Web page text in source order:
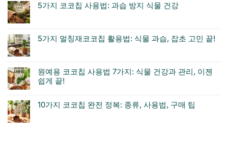
5가지 코코칩 사용법: 과습 방지 식물 건강
5가지 멀칭재코코칩 활용법: 식물 과습, 잡초 고민 끝!
원예용 코코칩 사용법 7가지: 식물 건강과 관리, 이젠
쉽게 끝!
10가지 코코칩 완전 정복: 종류, 사용법, 구매 팁